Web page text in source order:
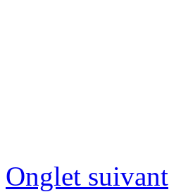
Onglet suivant